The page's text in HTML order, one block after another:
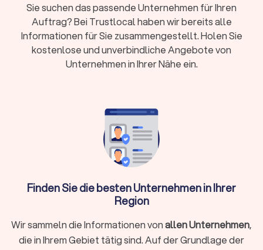
physische Fallen und präventive Maßnahmen, um zukünftigen
Befall zu verhindern.
Kammerjäger in Bohmte finden
schnell und unkompliziert Hilfe zu erhalten, wenn Sie von
einem Schädlingsbefall betroffen sind. Auf Trustlocal können
Sie verschiedene Angebote vergleichen und den passenden
Kammerjäger für Ihre Bedürfnisse auswählen.
Kammerjäger Kosten in Bohmte
Die Kosten für einen Kammerjäger können je nach Art des
Schädlings, dem Ausmaß des Befalls und der notwendigen
Maßnahmen variieren. Hier sind einige Faktoren, die die Kosten
beeinflussen:
Sie suchen das passende Unternehmen für Ihren
Auftrag? Bei Trustlocal haben wir bereits alle
Informationen für Sie zusammengestellt. Holen Sie
kostenlose und unverbindliche Angebote von
Unternehmen in Ihrer Nähe ein.
Finden Sie die besten Unternehmen in Ihrer
Region
Wir sammeln die Informationen vonallen Unternehmen,
die in Ihrem Gebiet tätig sind. Auf der Grundlage der